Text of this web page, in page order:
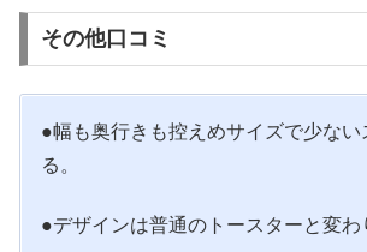
その他口コミ
●幅も奥行きも控えめサイズで少ない
る。
●デザインは普通のトースターと変わ